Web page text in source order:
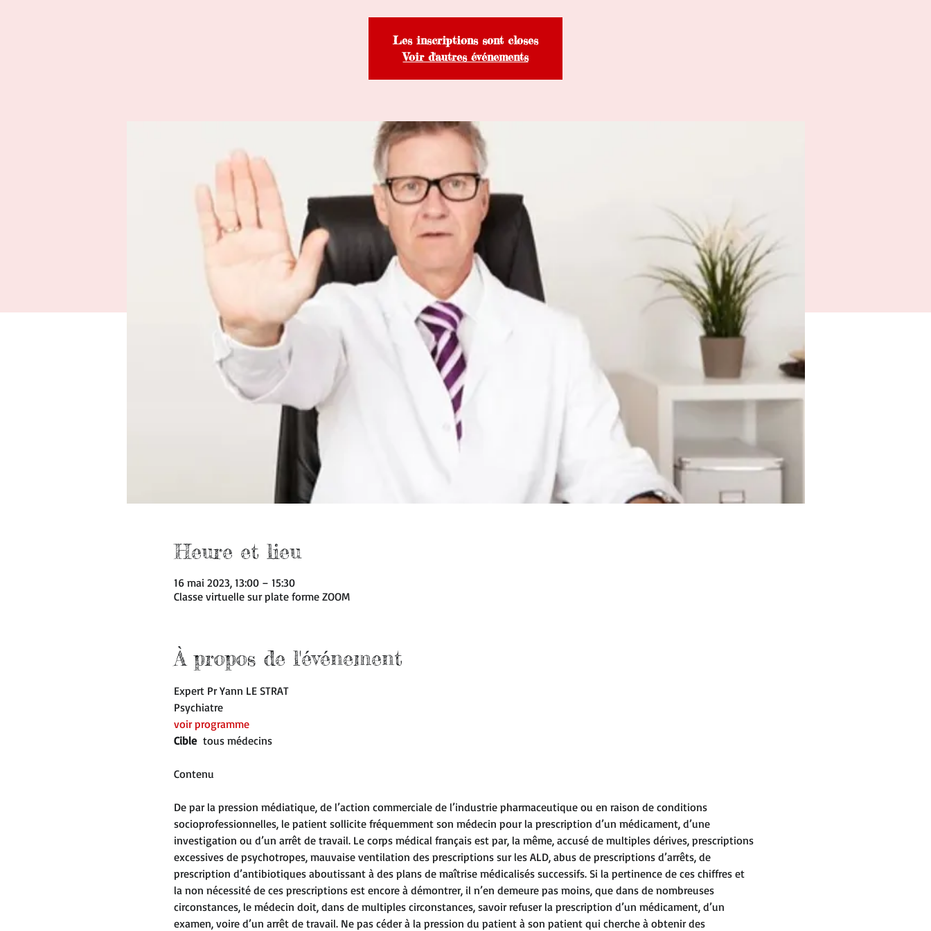
Les inscriptions sont closes
Voir d'autres événements
Heure et lieu
16 mai 2023, 13:00 – 15:30
Classe virtuelle sur plate forme ZOOM
À propos de l'événement
Expert Pr Yann LE STRAT
Psychiatre
voir programme
Cible tous médecins
De par la pression médiatique, de l’action commerciale de l’industrie pharmaceutique ou en raison de conditions
socioprofessionnelles, le patient sollicite fréquemment son médecin pour la prescription d’un médicament, d’une
investigation ou d’un arrêt de travail. Le corps médical français est par, la même, accusé de multiples dérives, prescriptions
excessives de psychotropes, mauvaise ventilation des prescriptions sur les ALD, abus de prescriptions d’arrêts, de
prescription d’antibiotiques aboutissant à des plans de maîtrise médicalisés successifs. Si la pertinence de ces chiffres et
la non nécessité de ces prescriptions est encore à démontrer, il n’en demeure pas moins, que dans de nombreuses
circonstances, le médecin doit, dans de multiples circonstances, savoir refuser la prescription d’un médicament, d’un
examen, voire d’un arrêt de travail. Ne pas céder à la pression du patient à son patient qui cherche à obtenir des